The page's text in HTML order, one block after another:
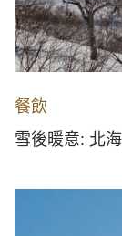
餐飲
雪後暖意: 北